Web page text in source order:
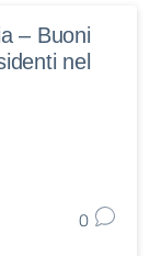
– Buoni
nel
0